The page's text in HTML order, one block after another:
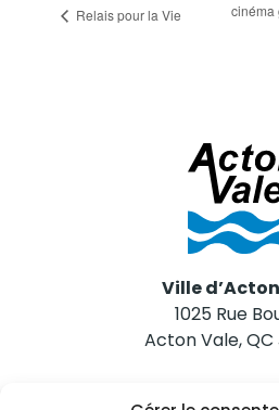
Relais pour la Vie
cinéma
Ville
1025 Rue
Acton Vale, QC